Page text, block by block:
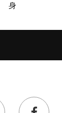
身